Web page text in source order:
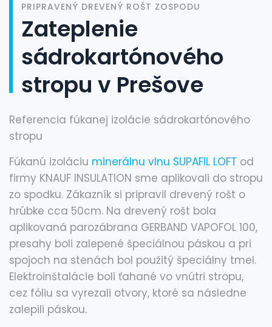
PRIPRAVENÝ DREVENÝ ROŠT ZOSPODU
Zateplenie
sádrokartónového
stropu v Prešove
Referencia fúkanej izolácie sádrokartónového
stropu
Fúkanú izoláciu minerálnu vlnu SUPAFIL LOFT od
firmy KNAUF INSULATION sme aplikovali do stropu
zo spodku. Zákazník si pripravil drevený rošt o
hrúbke cca 50cm. Na drevený rošt bola
aplikovaná parozábrana GERBAND VAPOFOL 100,
presahy boli zalepené špeciálnou páskou a pri
spojoch na stenách bol použitý špeciálny tmel.
Elektroinštalácie boli ťahané vo vnútri stropu,
cez fóliu sa vyrezali otvory, ktoré sa následne
zalepili páskou.